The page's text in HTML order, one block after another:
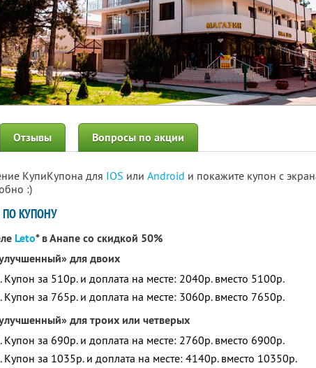
Отзывы Вопросы по акции
КупиКупона для IOS или Android и покажите купон с
:)
КУПОНУ
Leto* в Анапе со скидкой 50%
для двоих
за 510р. и доплата на месте: 2040р. вместо 5100р.
за 765р. и доплата на месте: 3060р. вместо 7650р.
для троих или четверых
за 690р. и доплата на месте: 2760р. вместо 6900р.
за 1035р. и доплата на месте: 4140р. вместо 10350р.